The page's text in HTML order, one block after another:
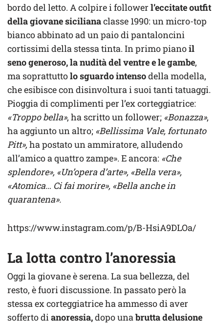
bordo del letto. A colpire i follower l’eccitate outfit
della giovane sicilianaclasse 1990: un micro-top
bianco abbinato ad un paio di pantaloncini
cortissimi della stessa tinta. In primo pianoil
seno generoso, la nudità del ventre e le gambe,
ma soprattuttolo sguardo intensodella modella,
che esibisce con disinvoltura i suoi tanti tatuaggi.
Pioggia di complimenti per l’ex corteggiatrice:
«Troppo bella», ha scritto un follower; «Bonazza»,
ha aggiunto un altro; «Bellissima Vale, fortunato
Pitt»,ha postato un ammiratore, alludendo
all’amico a quattro zampe». E ancora: «Che
splendore», «Un’opera d’arte», «Bella vera»,
«Atomica… Ci fai morire», «Bella anche in
quarantena».
https://www.instagram.com/p/B-HsiA9DLOa/
La lotta contro l’anoressia
Oggi la giovane è serena. La sua bellezza, del
resto, è fuori discussione. In passato però la
stessa ex corteggiatrice ha ammesso di aver
sofferto di anoressia,dopo unabrutta delusione